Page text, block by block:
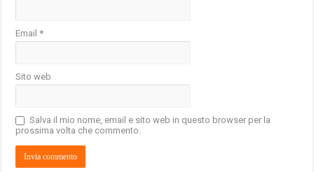
Email*
Sito web
Salva il mio nome, email e sito web in questo browser per la
prossima volta che commento.